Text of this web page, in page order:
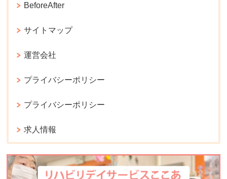
BeforeAfter
サイトマップ
運営会社
プライバシーポリシー
プライバシーポリシー
求人情報